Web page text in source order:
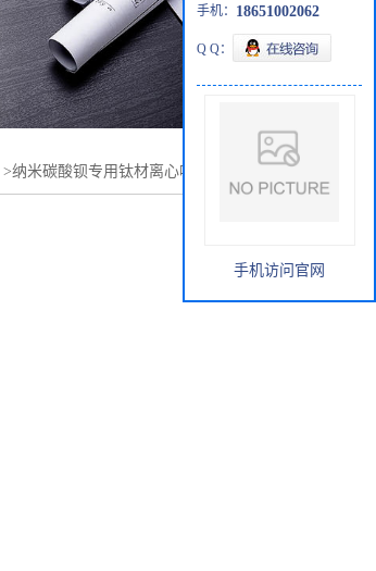
>纳米碳酸钡专用钛材离心喷雾干燥机 喷
手机： 18651002062
Q Q：
手机访问官网